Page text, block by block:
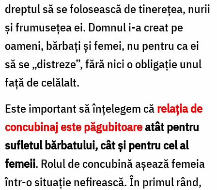
dreptul să se folosească de tinereţea, nurii
şi frumuseţea ei. Domnul i-a creat pe
oameni, bărbaţi şi femei, nu pentru ca ei
să se „distreze”, fără nici o obligaţie unul
faţă de celălalt.
Este important să înţelegem cărelaţia de
concubinaj este păgubitoareatât pentru
sufletul bărbatului, cât şi pentru cel al
femeii. Rolul de concubină aşează femeia
într-o situaţie nefirească. În primul rând,